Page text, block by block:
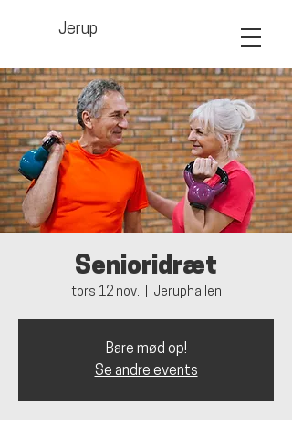
Jerup
Senioridræt
tors 12 nov. Jeruphallen
Bare mød op!
Se andre events